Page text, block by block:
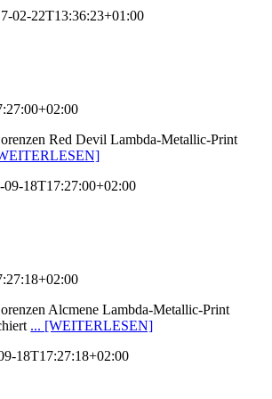
02-22T13:36:23+01:00
Red Devil Lambda-Metallic-Print
09-18T17:27:00+02:00
Alcmene Lambda-Metallic-Print
... [WEITERLESEN]
18T17:27:18+02:00